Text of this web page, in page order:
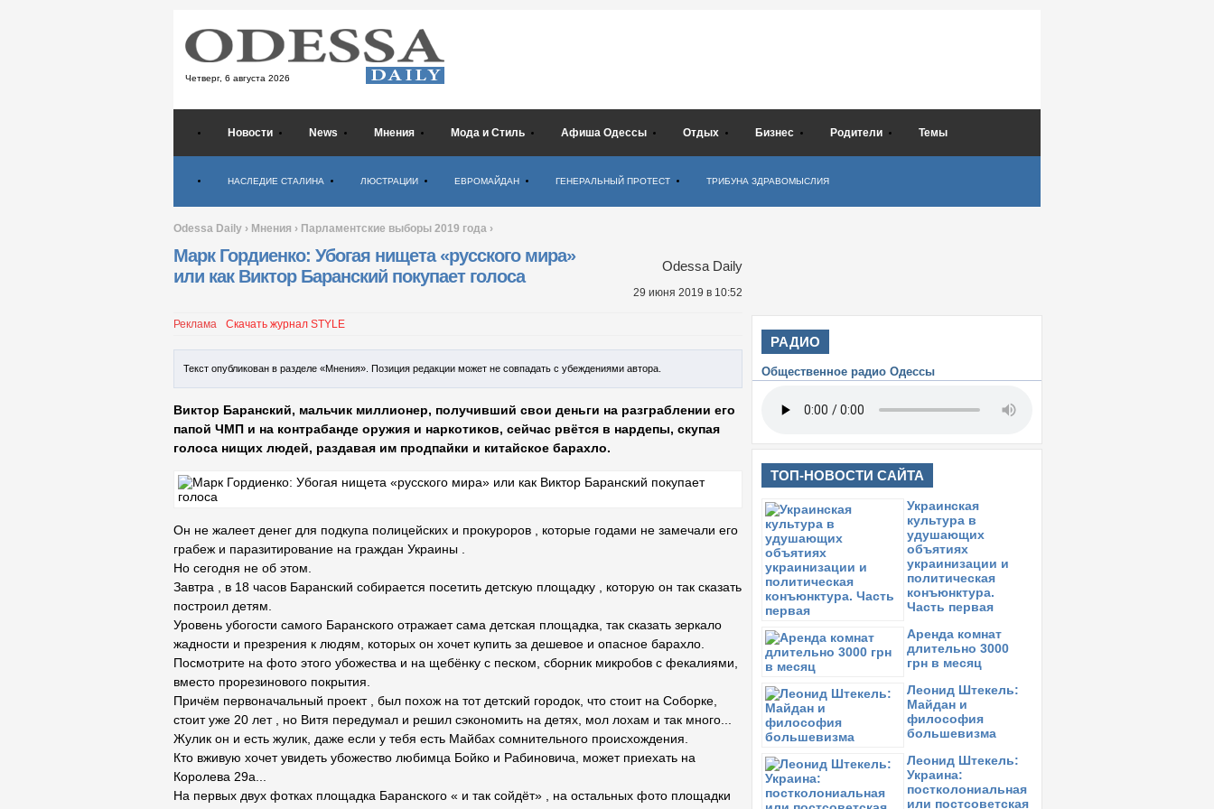
Четверг, 6 августа 2026
Новости News Мнения Мода и Стиль Афиша Одессы Отдых Бизнес Родители Темы
НАСЛЕДИЕ СТАЛИНА ЛЮСТРАЦИИ ЕВРОМАЙДАН ГЕНЕРАЛЬНЫЙ ПРОТЕСТ ТРИБУНА ЗДРАВОМЫСЛИЯ
Odessa Daily › Мнения › Парламентские выборы 2019 года ›
Марк Гордиенко: Убогая нищета «русского мира»
или как Виктор Баранский покупает голоса
Odessa Daily
29 июня 2019 в 10:52
Реклама Скачать журнал STYLE
Текст опубликован в разделе «Мнения». Позиция редакции может не совпадать с убеждениями автора.
Виктор Баранский, мальчик миллионер, получивший свои деньги на разграблении его
папой ЧМП и на контрабанде оружия и наркотиков, сейчас рвётся в нардепы, скупая
голоса нищих людей, раздавая им продпайки и китайское барахло.
Он не жалеет денег для подкупа полицейских и прокуроров , которые годами не замечали его
грабеж и паразитирование на граждан Украины .
Но сегодня не об этом.
Завтра , в 18 часов Баранский собирается посетить детскую площадку , которую он так сказать
построил детям.
Уровень убогости самого Баранского отражает сама детская площадка, так сказать зеркало
жадности и презрения к людям, которых он хочет купить за дешевое и опасное барахло.
Посмотрите на фото этого убожества и на щебёнку с песком, сборник микробов с фекалиями,
вместо прорезинового покрытия.
Причём первоначальный проект , был похож на тот детский городок, что стоит на Соборке,
стоит уже 20 лет , но Витя передумал и решил сэкономить на детях, мол лохам и так много...
Жулик он и есть жулик, даже если у тебя есть Майбах сомнительного происхождения.
Кто вживую хочет увидеть убожество любимца Бойко и Рабиновича, может приехать на
Королева 29а...
На первых двух фотках площадка Баранского « и так сойдёт» , на остальных фото площадки
РАДИО
Общественное радио Одессы
ТОП-НОВОСТИ САЙТА
Украинская
культура в
удушающих
объятиях
украинизации и
политическая
конъюнктура.
Часть первая
Аренда комнат
длительно 3000
грн в месяц
Леонид Штекель:
Майдан и
философия
большевизма
Леонид Штекель:
Украина:
постколониальная
или постсоветская